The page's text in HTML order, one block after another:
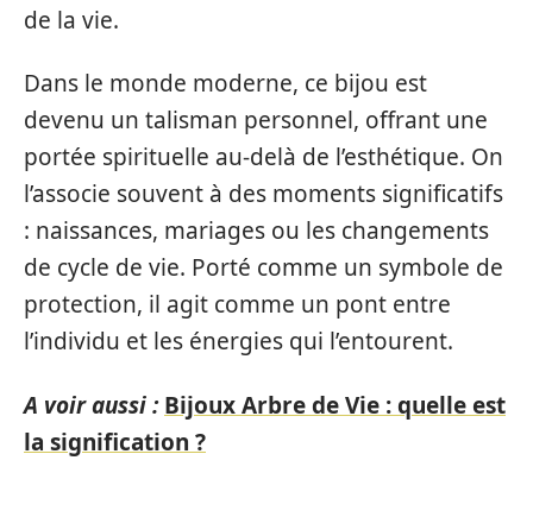
de la vie.
Dans le monde moderne, ce bijou est
devenu un talisman personnel, offrant une
portée spirituelle au-delà de l’esthétique. On
l’associe souvent à des moments significatifs
: naissances, mariages ou les changements
de cycle de vie. Porté comme un symbole de
protection, il agit comme un pont entre
l’individu et les énergies qui l’entourent.
A voir aussi : Bijoux Arbre de Vie : quelle est
la signification ?